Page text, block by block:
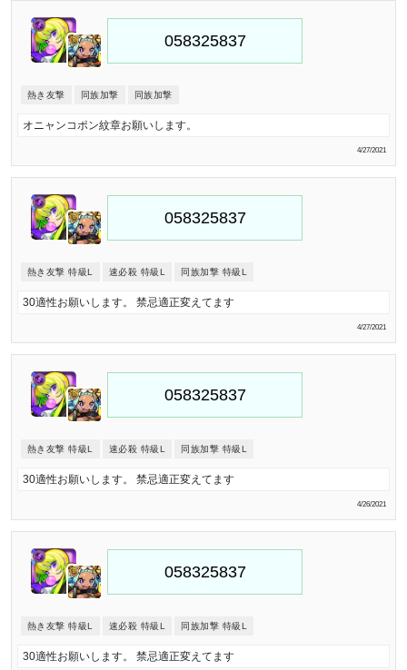
熱き友撃 同族加撃 同族加撃
オニャンコポン紋章お願いします。
4/27/2021
熱き友撃 特級L 速必殺 特級L 同族加撃 特級L
30適性お願いします。 禁忌適正変えてます
4/27/2021
熱き友撃 特級L 速必殺 特級L 同族加撃 特級L
30適性お願いします。 禁忌適正変えてます
4/26/2021
熱き友撃 特級L 速必殺 特級L 同族加撃 特級L
30適性お願いします。 禁忌適正変えてます